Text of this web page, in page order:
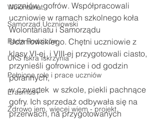
Wolontariat
Samorząd Uczniowski
Rada Rodziców
UKS Iskra Iskrzynia
Pełnione role i prace uczniów
Erasmus+
Zdrowo jem, więcej wiem - projekt
uczniów, gofrów. Współpracowali
uczniowie w ramach szkolnego koła
Wolontariatu i Samorządu
Uczniowskiego. Chętni uczniowie z
klasy VI-ej  i VIII-ej przygotowali ciasto,
przynieśli gofrownice i od godzin
porannych,
w czwartek  w szkole, piekli pachnące
gofry. Ich sprzedaż odbywała się na
przerwach, na przygotowanych